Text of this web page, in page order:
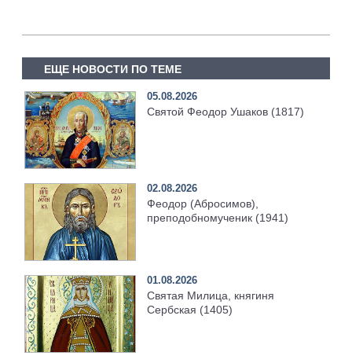
ЕЩЕ НОВОСТИ ПО ТЕМЕ
05.08.2026
Святой Феодор Ушаков (1817)
02.08.2026
Феодор (Абросимов),
преподобномученик (1941)
01.08.2026
Святая Милица, княгиня
Сербская (1405)